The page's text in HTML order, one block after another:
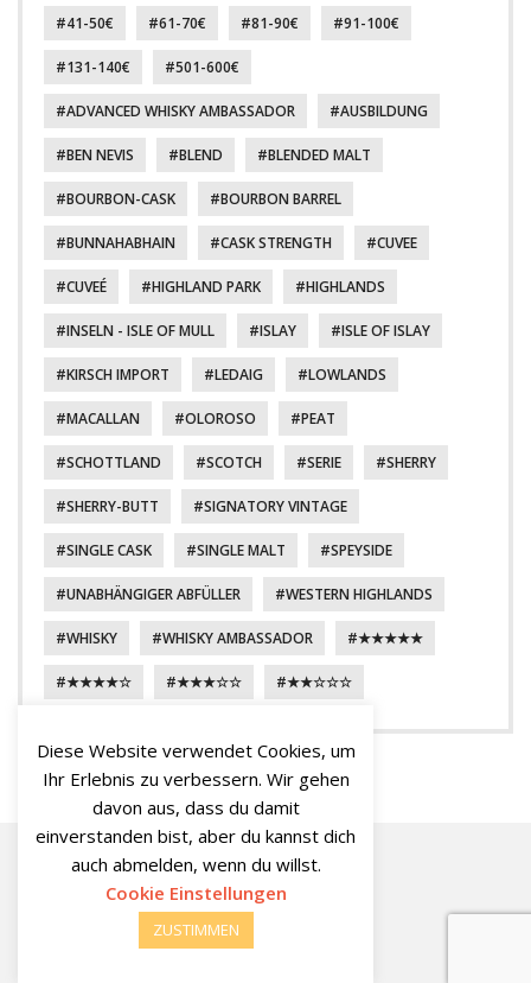
41-50€ 61-70€ 81-90€ 91-100€
131-140€ 501-600€
ADVANCED WHISKY AMBASSADOR AUSBILDUNG
BEN NEVIS BLEND BLENDED MALT
BOURBON-CASK BOURBON BARREL
BUNNAHABHAIN CASK STRENGTH CUVEE
CUVEÉ HIGHLAND PARK HIGHLANDS
INSELN - ISLE OF MULL ISLAY ISLE OF ISLAY
KIRSCH IMPORT LEDAIG LOWLANDS
MACALLAN OLOROSO PEAT
SCHOTTLAND SCOTCH SERIE SHERRY
SHERRY-BUTT SIGNATORY VINTAGE
SINGLE CASK SINGLE MALT SPEYSIDE
UNABHÄNGIGER ABFÜLLER WESTERN HIGHLANDS
WHISKY WHISKY AMBASSADOR ★★★★★
★★★★☆ ★★★☆☆ ★★☆☆☆
MaltMatters
YouTube
Channel
MaltMatters
Facebook
MaltMatters
Twitter
WhiskyBase
© 2026MaltMatters Blog
Datenschutz
Diese Website verwendet Cookies, um
Ihr Erlebnis zu verbessern. Wir gehen
davon aus, dass du damit
einverstanden bist, aber du kannst dich
auch abmelden, wenn du willst.
Cookie Einstellungen
ZUSTIMMEN